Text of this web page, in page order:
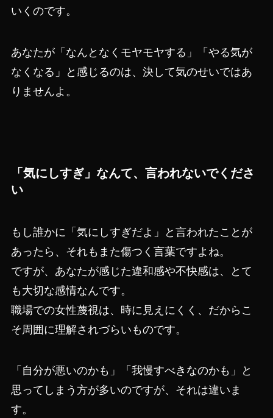
いくのです。
あなたが「なんとなくモヤモヤする」「やる気が
なくなる」と感じるのは、決して気のせいではあ
りませんよ。
「気にしすぎ」なんて、言われないでくださ
い
もし誰かに「気にしすぎだよ」と言われたことが
あったら、それもまた傷つく言葉ですよね。
ですが、あなたが感じた違和感や不快感は、とて
も大切な感情なんです。
職場での女性蔑視は、時に見えにくく、だからこ
そ周囲に理解されづらいものです。
「自分が悪いのかも」「我慢すべきなのかも」と
思ってしまう方が多いのですが、それは違いま
す。